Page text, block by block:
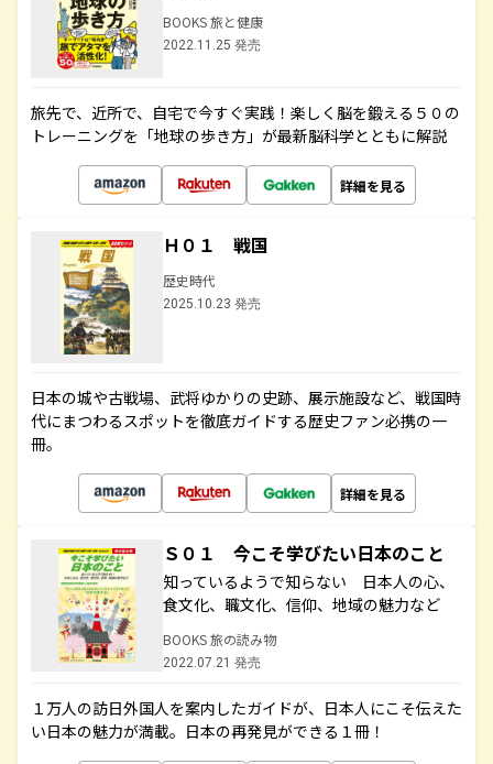
BOOKS 旅と健康
2022.11.25 発売
旅先で、近所で、自宅で今すぐ実践！楽しく脳を鍛える５０の
トレーニングを「地球の歩き方」が最新脳科学とともに解説
詳細を見る
Ｈ０１ 戦国
歴史時代
2025.10.23 発売
日本の城や古戦場、武将ゆかりの史跡、展示施設など、戦国時
代にまつわるスポットを徹底ガイドする歴史ファン必携の一
冊。
詳細を見る
Ｓ０１ 今こそ学びたい日本のこと
知っているようで知らない 日本人の心、
食文化、職文化、信仰、地域の魅力など
BOOKS 旅の読み物
2022.07.21 発売
１万人の訪日外国人を案内したガイドが、日本人にこそ伝えた
い日本の魅力が満載。日本の再発見ができる１冊！